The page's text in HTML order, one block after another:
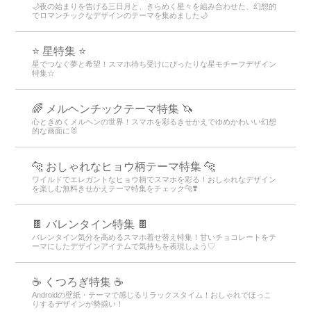
🌙夜の始まりを告げる三日月と、きらめく星々を組み合わせた、幻想的
でロマンチックなデザインのテーマを集めました🌙
⭐ 星特集 ⭐
星でつなぐ夢と希望！スマホ待ち受けにぴったりな星モチーフデザイン
特集☆
🌈 メルヘンチックテーマ特集 🦄
心ときめくメルヘンの世界！スマホを彩るきせかえでゆめかわいい幻想
的な画面に🐰
🐆 おしゃれなヒョウ柄テーマ特集 🐆
ワイルドでエレガントなヒョウ柄でスマホを彩る！おしゃれなデザイン
を楽しむ無料きせかえテーマ特集をチェック🐆❣️
🍫 バレンタイン特集 🍫
バレンタイン気分を高めるスマホ着せ替え特集！甘いチョコレートをテ
ーマにしたデザインアイテムで気持ちを表現しよう♡
☕ くつろぎ特集 ☕
Androidの壁紙・テーマで感じるリラックスタイム！おしゃれでほっこ
りするデザインが勢揃い！